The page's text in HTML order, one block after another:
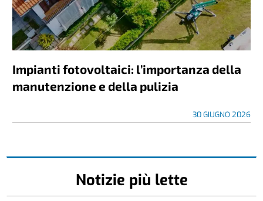
Impianti fotovoltaici: l’importanza della
manutenzione e della pulizia
30 GIUGNO 2026
Notizie più lette